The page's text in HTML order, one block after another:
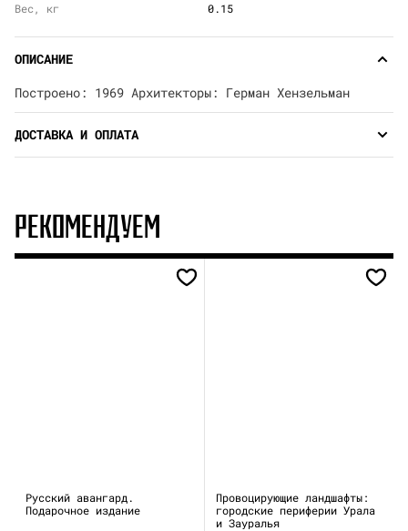
Вес, кг
0.15
ОПИСАНИЕ
Построено: 1969 Архитекторы: Герман Хензельман
ДОСТАВКА И ОПЛАТА
РЕКОМЕНДУЕМ
Русский авангард.
Подарочное издание
Провоцирующие ландшафты:
городские периферии Урала
и Зауралья